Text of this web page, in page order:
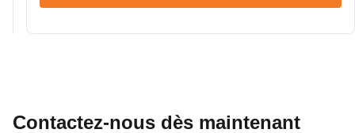
Contactez-nous dès maintenant